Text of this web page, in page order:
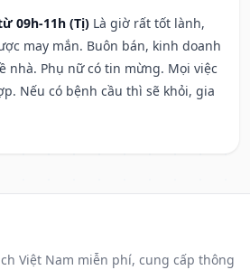
09h-11h (Tị) Là giờ rất tốt lành,
may mắn. Buôn bán, kinh doanh
nhà. Phụ nữ có tin mừng. Mọi việc
Nếu có bệnh cầu thì sẽ khỏi, gia
Việt Nam miễn phí, cung cấp thông